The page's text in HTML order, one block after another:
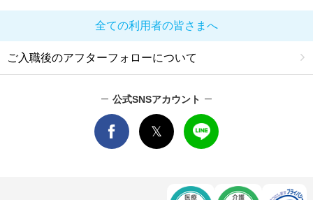
全ての利用者の皆さまへ
ご入職後のアフターフォローについて
公式SNSアカウント